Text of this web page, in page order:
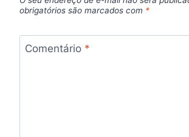
obrigatórios são marcados com *
Comentário *